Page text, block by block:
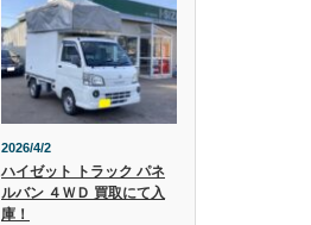
2026/4/2
ハイゼット トラック パネ
ルバン ４ＷＤ 買取にて入
庫！